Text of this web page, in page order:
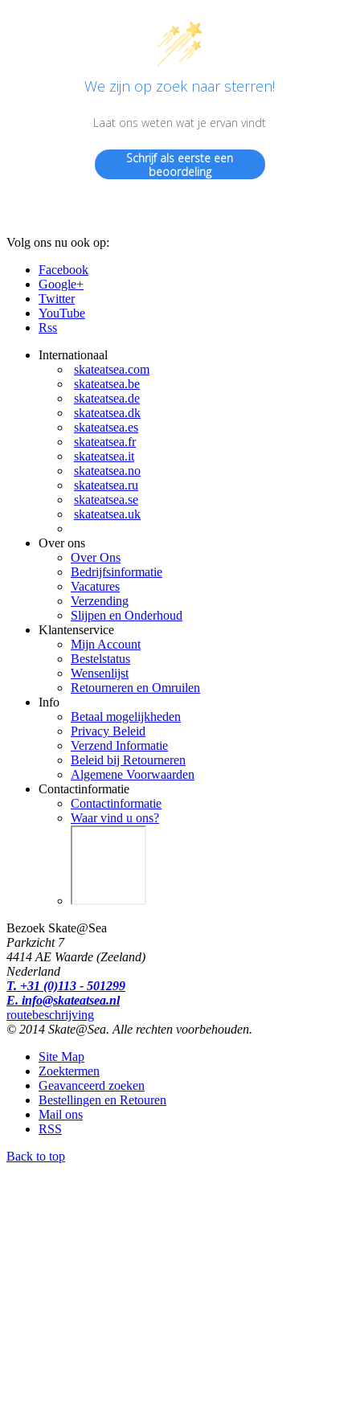
We zijn op zoek naar sterren!
Laat ons weten wat je ervan vindt
Schrijf als eerste een
beoordeling
Volg ons nu ook op:
Facebook
Google+
Twitter
YouTube
Rss
Internationaal
skateatsea.com
skateatsea.be
skateatsea.de
skateatsea.dk
skateatsea.es
skateatsea.fr
skateatsea.it
skateatsea.no
skateatsea.ru
skateatsea.se
skateatsea.uk
Over ons
Over Ons
Bedrijfsinformatie
Vacatures
Verzending
Slijpen en Onderhoud
Klantenservice
Mijn Account
Bestelstatus
Wensenlijst
Retourneren en Omruilen
Info
Betaal mogelijkheden
Privacy Beleid
Verzend Informatie
Beleid bij Retourneren
Algemene Voorwaarden
Contactinformatie
Contactinformatie
Waar vind u ons?
Bezoek Skate@Sea
Parkzicht 7
4414 AE Waarde (Zeeland)
Nederland
T. +31 (0)113 - 501299
E. info@skateatsea.nl
routebeschrijving
© 2014 Skate@Sea. Alle rechten voorbehouden.
Site Map
Zoektermen
Geavanceerd zoeken
Bestellingen en Retouren
Mail ons
RSS
Back to top